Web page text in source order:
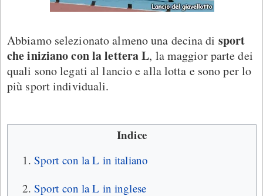
Abbiamo selezionato almeno una decina di sport
che iniziano con la lettera L, la maggior parte dei
quali sono legati al lancio e alla lotta e sono per lo
più sport individuali.
Indice
Sport con la L in italiano
Sport con la L in inglese